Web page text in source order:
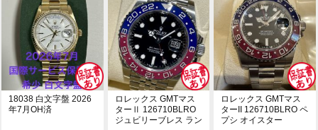
コメント
2019年新作のGMTマスターⅡ、126710BLROが入荷致
しました。人気カラーリングの青赤ベゼル、通称ペプシ
のジュビリーブレス仕様です。2021年にオイスターブ
レス仕様が登場し、さらなる注目を浴びているモデルで
ございます。是非ご検討下さい！
※店頭でも販売をしておりますので、売り切れの際はご
了承ください。ご来店前に在庫の有無のご確認をお勧め
します。
※価格に関してのお問い合わせはメッセージでご質問頂
18038 白文字盤 2026
年7月OH済
ロレックス GMTマス
ターⅡ 126710BLRO
ジュビリーブレス ラン
ロレックス GMTマス
ターII 126710BLRO ペ
プシ オイスター